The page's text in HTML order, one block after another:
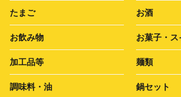
たまご お酒
お飲み物 お菓子・ス
加工品等 麺類
調味料・油 鍋セット